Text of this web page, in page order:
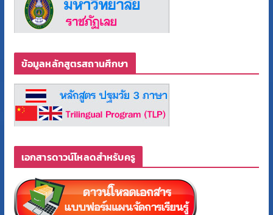
ข้อมูลหลักสูตรสถานศึกษา
เอกสารดาวน์โหลดสำหรับครู